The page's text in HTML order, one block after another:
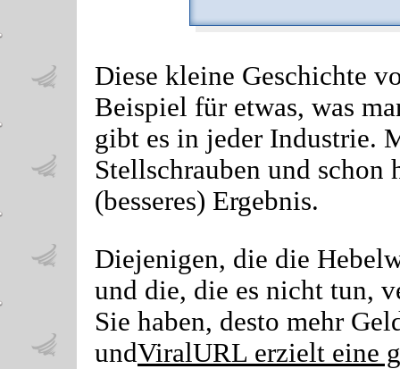
Diese kleine Geschichte
Beispiel für etwas, was
gibt es in jeder Industrie.
Stellschrauben und schon
(besseres) Ergebnis.
Diejenigen, die die
und die, die es nicht tun,
Sie haben, desto mehr
undViralURL erzielt eine